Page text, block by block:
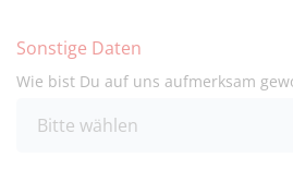
Sonstige Daten
Wie bist Du auf uns aufmerksam